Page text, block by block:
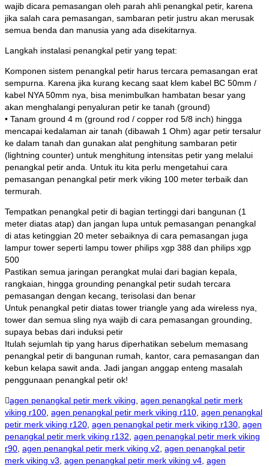
wajib dicara pemasangan oleh parah ahli penangkal petir, karena
jika salah cara pemasangan, sambaran petir justru akan merusak
semua benda dan manusia yang ada disekitarnya.
Langkah instalasi penangkal petir yang tepat:
Komponen sistem penangkal petir harus tercara pemasangan erat
sempurna. Karena jika kurang kecang saat klem kabel BC 50mm /
kabel NYA 50mm nya, bisa menimbulkan hambatan besar yang
akan menghalangi penyaluran petir ke tanah (ground)
• Tanam ground 4 m (ground rod / copper rod 5/8 inch) hingga
mencapai kedalaman air tanah (dibawah 1 Ohm) agar petir tersalur
ke dalam tanah dan gunakan alat penghitung sambaran petir
(lightning counter) untuk menghitung intensitas petir yang melalui
penangkal petir anda. Untuk itu kita perlu mengetahui cara
pemasangan penangkal petir merk viking 100 meter terbaik dan
termurah.
Tempatkan penangkal petir di bagian tertinggi dari bangunan (1
meter diatas atap) dan jangan lupa untuk pemasangan penangkal
di atas ketinggian 20 meter sebaiknya di cara pemasangan juga
lampur tower seperti lampu tower philips xgp 388 dan philips xgp
500
Pastikan semua jaringan perangkat mulai dari bagian kepala,
rangkaian, hingga grounding penangkal petir sudah tercara
pemasangan dengan kecang, terisolasi dan benar
Untuk penangkal petir diatas tower triangle yang ada wireless nya,
tower dan semua sling nya wajib di cara pemasangan grounding,
supaya bebas dari induksi petir
Itulah sejumlah tip yang harus diperhatikan sebelum memasang
penangkal petir di bangunan rumah, kantor, cara pemasangan dan
kebun kelapa sawit anda. Jadi jangan anggap enteng masalah
penggunaan penangkal petir ok!
agen penangkal petir merk viking, agen penangkal petir merk
viking r100, agen penangkal petir merk viking r110, agen penangkal
petir merk viking r120, agen penangkal petir merk viking r130, agen
penangkal petir merk viking r132, agen penangkal petir merk viking
r90, agen penangkal petir merk viking v2, agen penangkal petir
merk viking v3, agen penangkal petir merk viking v4, agen